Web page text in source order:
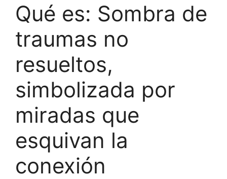
Qué es: Sombra de
traumas no
resueltos,
simbolizada por
miradas que
esquivan la
conexión